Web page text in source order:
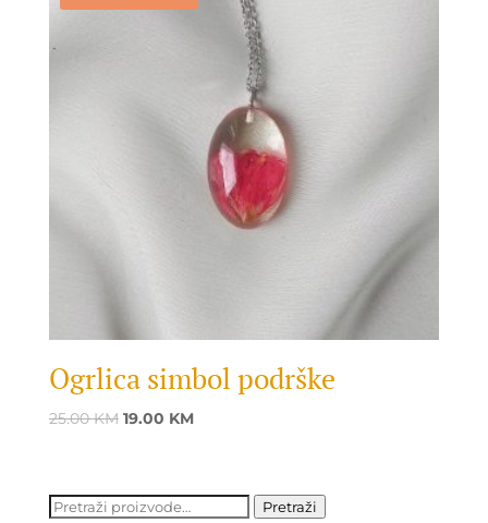
Ogrlica simbol podrške
25.00KM Original
25.00 KM.
19.00 KMCurrent
19.00 KM.
Pretraži: Pretraži